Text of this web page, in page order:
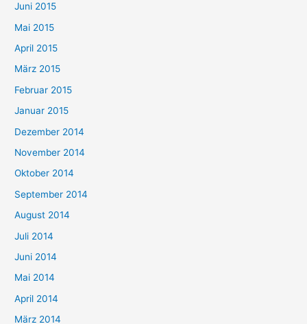
Juni 2015
Mai 2015
April 2015
März 2015
Februar 2015
Januar 2015
Dezember 2014
November 2014
Oktober 2014
September 2014
August 2014
Juli 2014
Juni 2014
Mai 2014
April 2014
März 2014